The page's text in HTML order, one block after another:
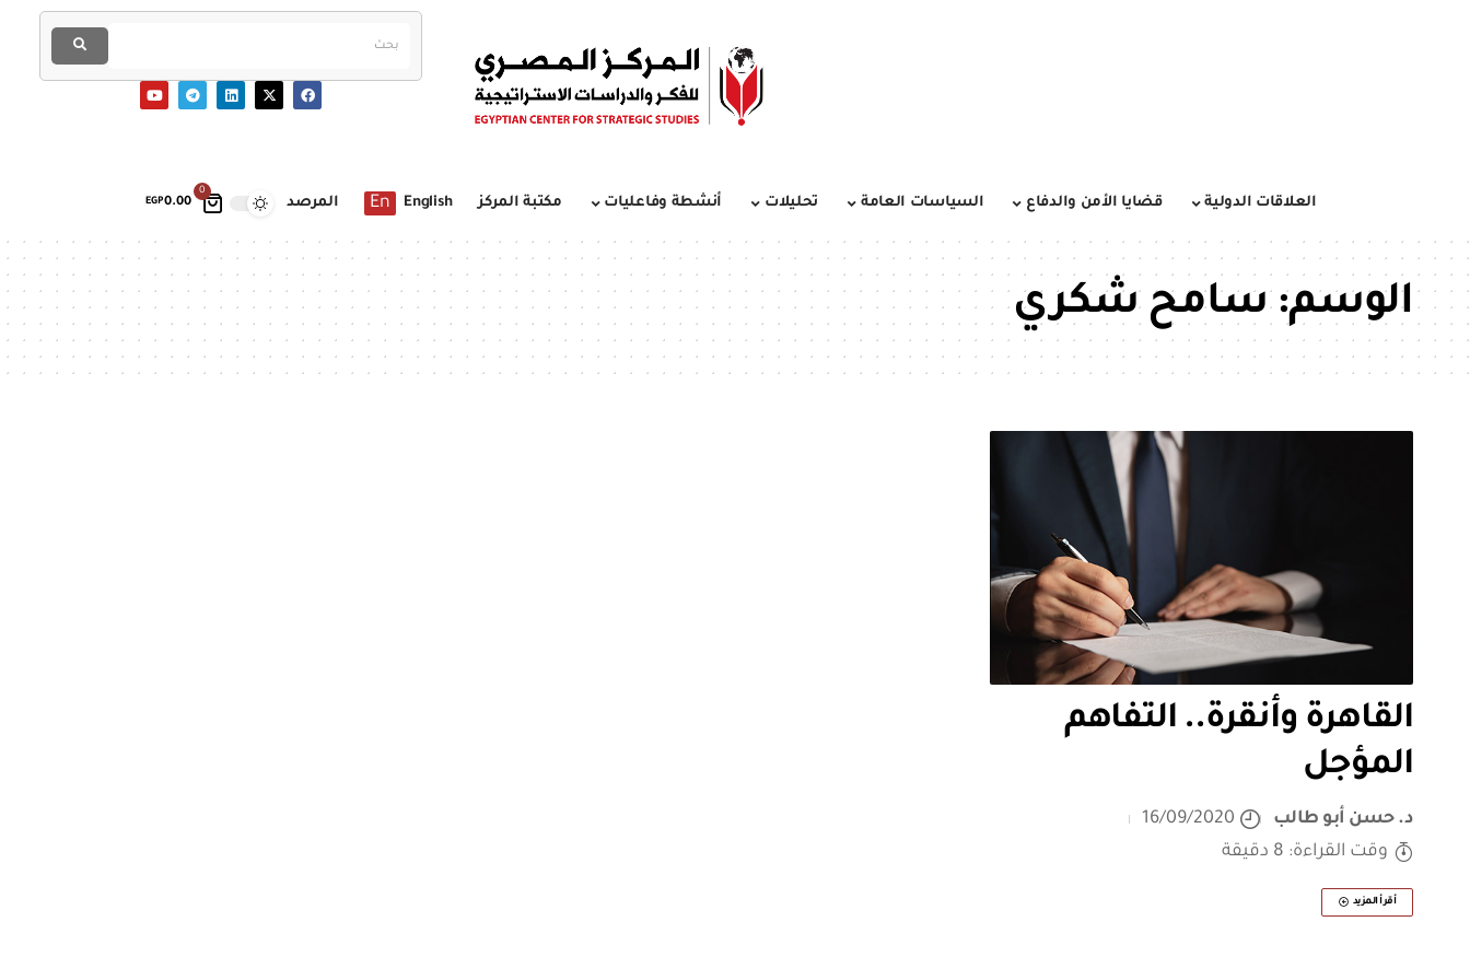
0
EGP0.00 العلاقات الدولية قضايا الأمن والدفاع السياسات العامة تحليلات أنشطة وفاعليات مكتبة المركز English
En المرصد
الوسم:سامح شكري
القاهرة وأنقرة.. التفاهم
المؤجل
د. حسن أبو طالب
16/09/2020
وقت القراءة: 8 دقيقة
أقرأ المزيد